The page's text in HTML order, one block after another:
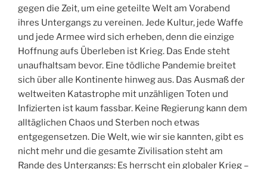
gegen die Zeit, um eine geteilte Weltam Vorabend
ihres Untergangs zu vereinen. Jede Kultur, jede Waffe
und jede Armee wird sich erheben, denn die einzige
Hoffnung aufs Überleben ist Krieg. Das Ende steht
unaufhaltsam bevor. Eine tödliche Pandemie breitet
sich über alle Kontinente hinweg aus. Das Ausmaß der
weltweiten Katastrophe mit unzähligen Toten und
Infizierten ist kaum fassbar. Keine Regierung kann dem
alltäglichen Chaos und Sterben noch etwas
entgegensetzen. Die Welt, wie wir sie kannten, gibt es
nicht mehr und die gesamte Zivilisation steht am
Rande des Untergangs: Es herrscht ein globaler Krieg –